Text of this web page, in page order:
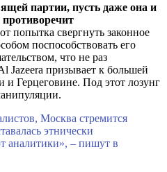
партии, пусть даже она и
попытка свергнуть законное
поспособствовать его
что не раз
призывает к большей
и Герцеговине. Под этот лозунг
Москва стремится
этнически
аналитики», – пишут в